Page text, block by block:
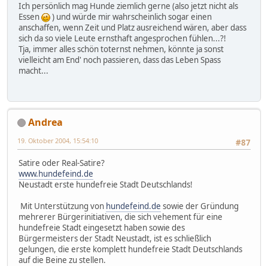
Ich persönlich mag Hunde ziemlich gerne (also jetzt nicht als
Essen
) und würde mir wahrscheinlich sogar einen
anschaffen, wenn Zeit und Platz ausreichend wären, aber dass
sich da so viele Leute ernsthaft angesprochen fühlen...?!
Tja, immer alles schön toternst nehmen, könnte ja sonst
vielleicht am End' noch passieren, dass das Leben Spass
macht...
Andrea
#87
19. Oktober 2004, 15:54:10
Satire oder Real-Satire?
www.hundefeind.de
Neustadt erste hundefreie Stadt Deutschlands!
Mit Unterstützung von hundefeind.de sowie der Gründung
mehrerer Bürgerinitiativen, die sich vehement für eine
hundefreie Stadt eingesetzt haben sowie des
Bürgermeisters der Stadt Neustadt, ist es schließlich
gelungen, die erste komplett hundefreie Stadt Deutschlands
auf die Beine zu stellen.